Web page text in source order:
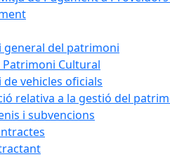
general del patrimoni
Patrimoni Cultural
vehicles oficials
relativa a la gestió del
i subvencions